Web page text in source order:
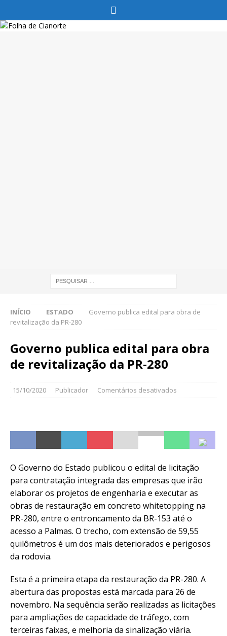
INÍCIO ESTADO
Governo publica edital para obra de
revitalização da PR-280
Governo publica edital para obra
de revitalização da PR-280
15/10/2020 Publicador Comentários desativados
O Governo do Estado publicou o edital de licitação
para contratação integrada das empresas que irão
elaborar os projetos de engenharia e executar as
obras de restauração em concreto whitetopping na
PR-280, entre o entroncamento da BR-153 até o
acesso a Palmas. O trecho, com extensão de 59,55
quilômetros é um dos mais deteriorados e perigosos
da rodovia.
Esta é a primeira etapa da restauração da PR-280. A
abertura das propostas está marcada para 26 de
novembro. Na sequência serão realizadas as licitações
para ampliações de capacidade de tráfego, com
terceiras faixas, e melhoria da sinalização viária.